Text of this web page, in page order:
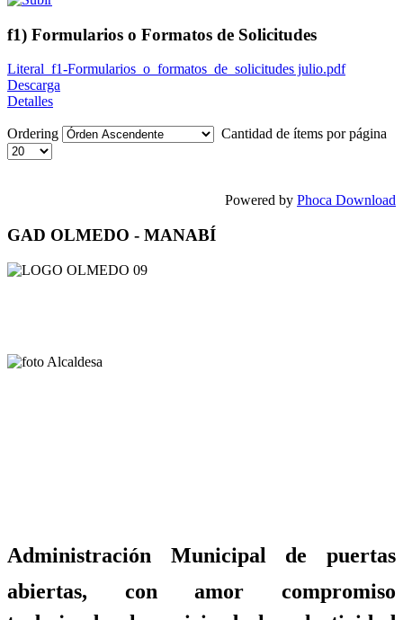
f1) Formularios o Formatos de Solicitudes
Literal_f1-Formularios_o_formatos_de_solicitudes julio.pdf
Descarga
Detalles
Ordering Cantidad de ítems por página
Powered by Phoca Download
GAD OLMEDO - MANABÍ
Administración Municipal de puertas
abiertas, con amor compromiso